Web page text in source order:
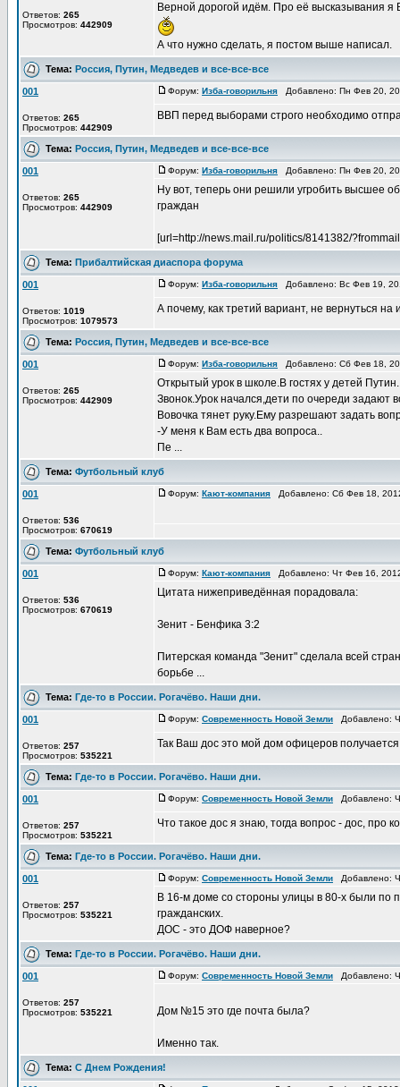
Ответов: 265
Просмотров: 442909
Верной дорогой идём. Про её высказывания я
А что нужно сделать, я постом выше написал.
Тема: Россия, Путин, Медведев и все-все-все
001
Ответов: 265
Просмотров: 442909
Форум: Изба-говорильня Добавлено: Пн Фев 20,
ВВП перед выборами строго необходимо
Тема: Россия, Путин, Медведев и все-все-все
001
Ответов: 265
Просмотров: 442909
Форум: Изба-говорильня Добавлено: Пн Фев 20,
Ну вот, теперь они решили угробить высшее
граждан
[url=http://news.mail.ru/politics/8141382/
Тема: Прибалтийская диаспора форума
001
Ответов: 1019
Просмотров: 1079573
Форум: Изба-говорильня Добавлено: Вс Фев 19,
А почему, как третий вариант, не вернуться на
Тема: Россия, Путин, Медведев и все-все-все
001
Ответов: 265
Просмотров: 442909
Форум: Изба-говорильня Добавлено: Сб Фев 18,
Открытый урок в школе.В гостях у детей Путин.
Звонок.Урок начался,дети по очереди задают
Вовочка тянет руку.Ему разрешают задать
-У меня к Вам есть два вопроса..
Пе ...
Тема: Футбольный клуб
001
Ответов: 536
Просмотров: 670619
Форум: Кают-компания Добавлено: Сб Фев 18,
Тема: Футбольный клуб
001
Ответов: 536
Просмотров: 670619
Форум: Кают-компания Добавлено: Чт Фев 16,
Цитата нижеприведённая порадовала:
Зенит - Бенфика 3:2
Питерская команда "Зенит" сделала всей
борьбе ...
Тема: Где-то в России. Рогачёво. Наши дни.
001
Ответов: 257
Просмотров: 535221
Форум: Современность Новой Земли Добавлено:
Так Ваш дос это мой дом офицеров
Тема: Где-то в России. Рогачёво. Наши дни.
001
Ответов: 257
Просмотров: 535221
Форум: Современность Новой Земли Добавлено:
Что такое дос я знаю, тогда вопрос - дос,
Тема: Где-то в России. Рогачёво. Наши дни.
001
Ответов: 257
Просмотров: 535221
Форум: Современность Новой Земли Добавлено:
В 16-м доме со стороны улицы в 80-х были по
гражданских.
ДОС - это ДОФ наверное?
Тема: Где-то в России. Рогачёво. Наши дни.
001
Ответов: 257
Просмотров: 535221
Форум: Современность Новой Земли Добавлено:
Дом №15 это где почта была?
Именно так.
Тема: С Днем Рождения!